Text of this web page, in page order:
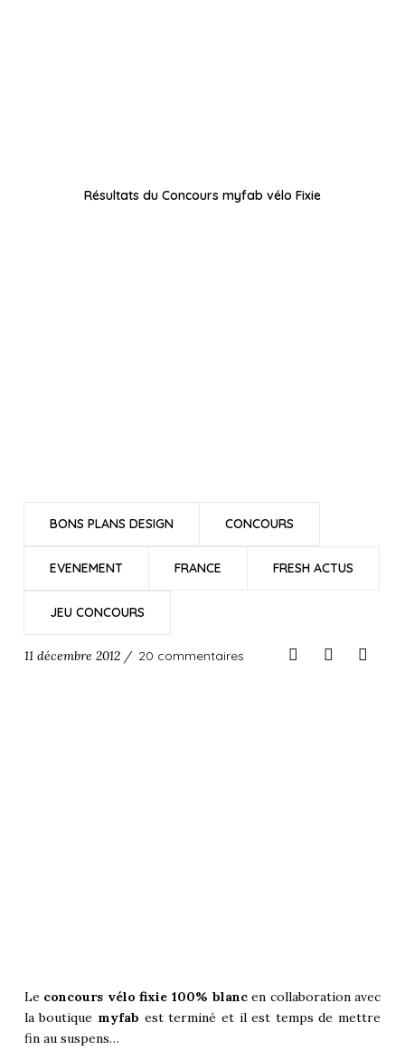
Résultats du Concours myfab vélo Fixie
BONS PLANS DESIGN CONCOURS
EVENEMENT FRANCE FRESH ACTUS
JEU CONCOURS
11 décembre 2012 / 20 commentaires
Le concours vélo fixie 100% blancen collaboration avec
la boutique myfab est terminé et il est temps de mettre
fin au suspens…